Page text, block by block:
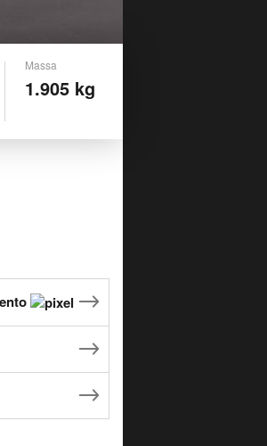
Massa
1.905 kg